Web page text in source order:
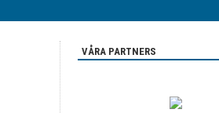
VÅRA PARTNERS